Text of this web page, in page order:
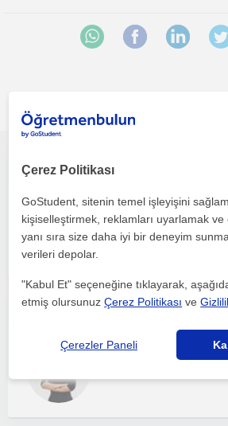
Tarih
Çevrimiçi dersler
Tarih
Çerez Politikası
GoStudent, sitenin temel işleyişini
kişiselleştirmek, reklamları uyarlamak
yanı sıra size daha iyi bir deneyim
verileri depolar.
"Kabul Et" seçeneğine tıklayarak,
etmiş olursunuzÇerez Politikası ve
Çerezler Paneli